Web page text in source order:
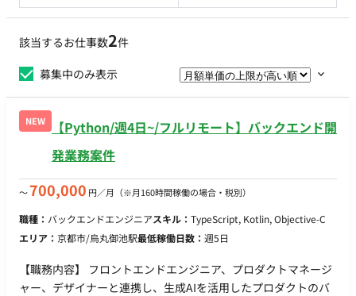
該当するお仕事数2件
募集中のみ表示
NEW
【Python/週4日~/フルリモート】バックエンド開
発業務案件
〜700,000 円／月 （※月160時間稼働の場合・税別）
職種： バックエンドエンジニアスキル： TypeScript, Kotlin, Objective-C
エリア： 京都市/烏丸御池駅最低稼働日数： 週5日
【職務内容】 フロントエンドエンジニア、プロダクトマネージ
ャー、デザイナーと連携し、生成AIを活用したプロダクトのバ